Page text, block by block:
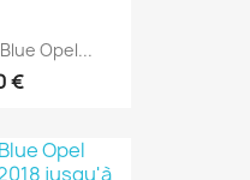
Opel...
€